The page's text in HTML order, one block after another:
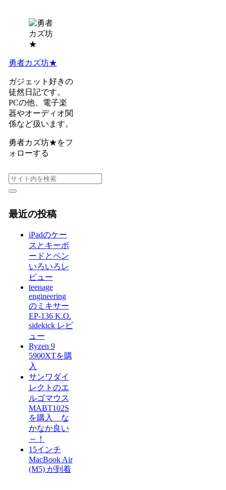
勇者カズ坊★
ガジェット好きの
徒然日記です。
PCの他、電子楽
器やオーディオ関
係など扱います。
勇者カズ坊★をフ
ォローする
最近の投稿
iPadのケー
スとキーボ
ードとペン
いろいろレ
ビュー
teenage
engineering
のミキサー
EP-136 K.O.
sidekick レビ
ュー
Ryzen 9
5900XTを購
入
サンワダイ
レクトのエ
ルゴマウス
MABT102S
を購入 な
かなか良い
～！
15インチ
MacBook Air
(M5) が到着